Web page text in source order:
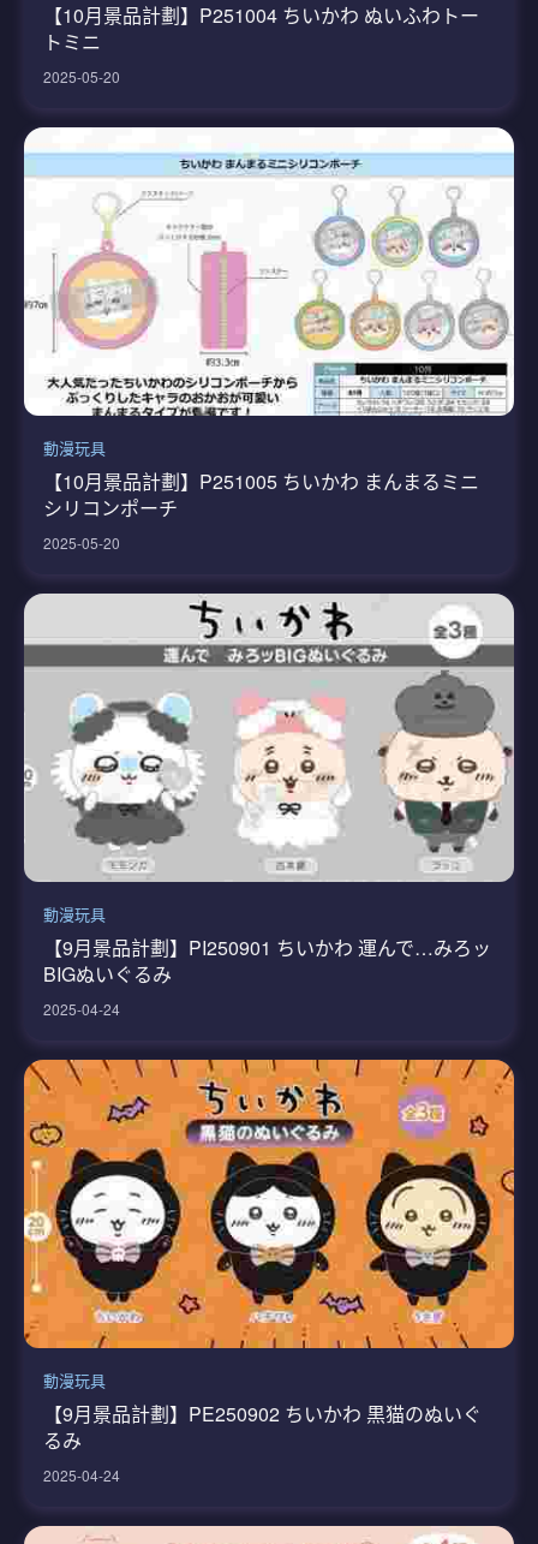
【10月景品計劃】P251004 ちいかわ ぬいふわトー
トミニ
2025-05-20
動漫玩具
【10月景品計劃】P251005 ちいかわ まんまるミニ
シリコンポーチ
2025-05-20
動漫玩具
【9月景品計劃】PI250901 ちいかわ 運んで…みろッ
BIGぬいぐるみ
2025-04-24
動漫玩具
【9月景品計劃】PE250902 ちいかわ 黒猫のぬいぐ
るみ
2025-04-24